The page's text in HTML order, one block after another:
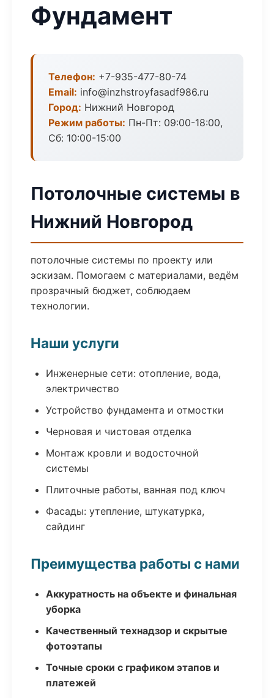
Фундамент
Телефон: +7-935-477-80-74
Email: info@inzhstroyfasadf986.ru
Город: Нижний Новгород
Режим работы: Пн-Пт: 09:00-18:00,
Сб: 10:00-15:00
Потолочные системы в
Нижний Новгород
потолочные системы по проекту или
эскизам. Помогаем с материалами, ведём
прозрачный бюджет, соблюдаем
технологии.
Наши услуги
Инженерные сети: отопление, вода,
электричество
Устройство фундамента и отмостки
Черновая и чистовая отделка
Монтаж кровли и водосточной
системы
Плиточные работы, ванная под ключ
Фасады: утепление, штукатурка,
сайдинг
Преимущества работы с нами
Аккуратность на объекте и финальная
уборка
Качественный технадзор и скрытые
фотоэтапы
Точные сроки с графиком этапов и
платежей